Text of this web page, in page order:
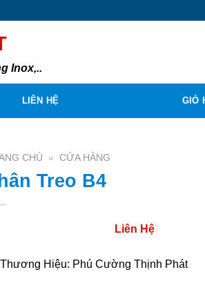
Inox,..
LIÊN HỆ GIỎ
CHỦ » CỬA HÀNG
Treo B4
Liên Hệ
Thương Hiệu: Phú Cường Thịnh Phát